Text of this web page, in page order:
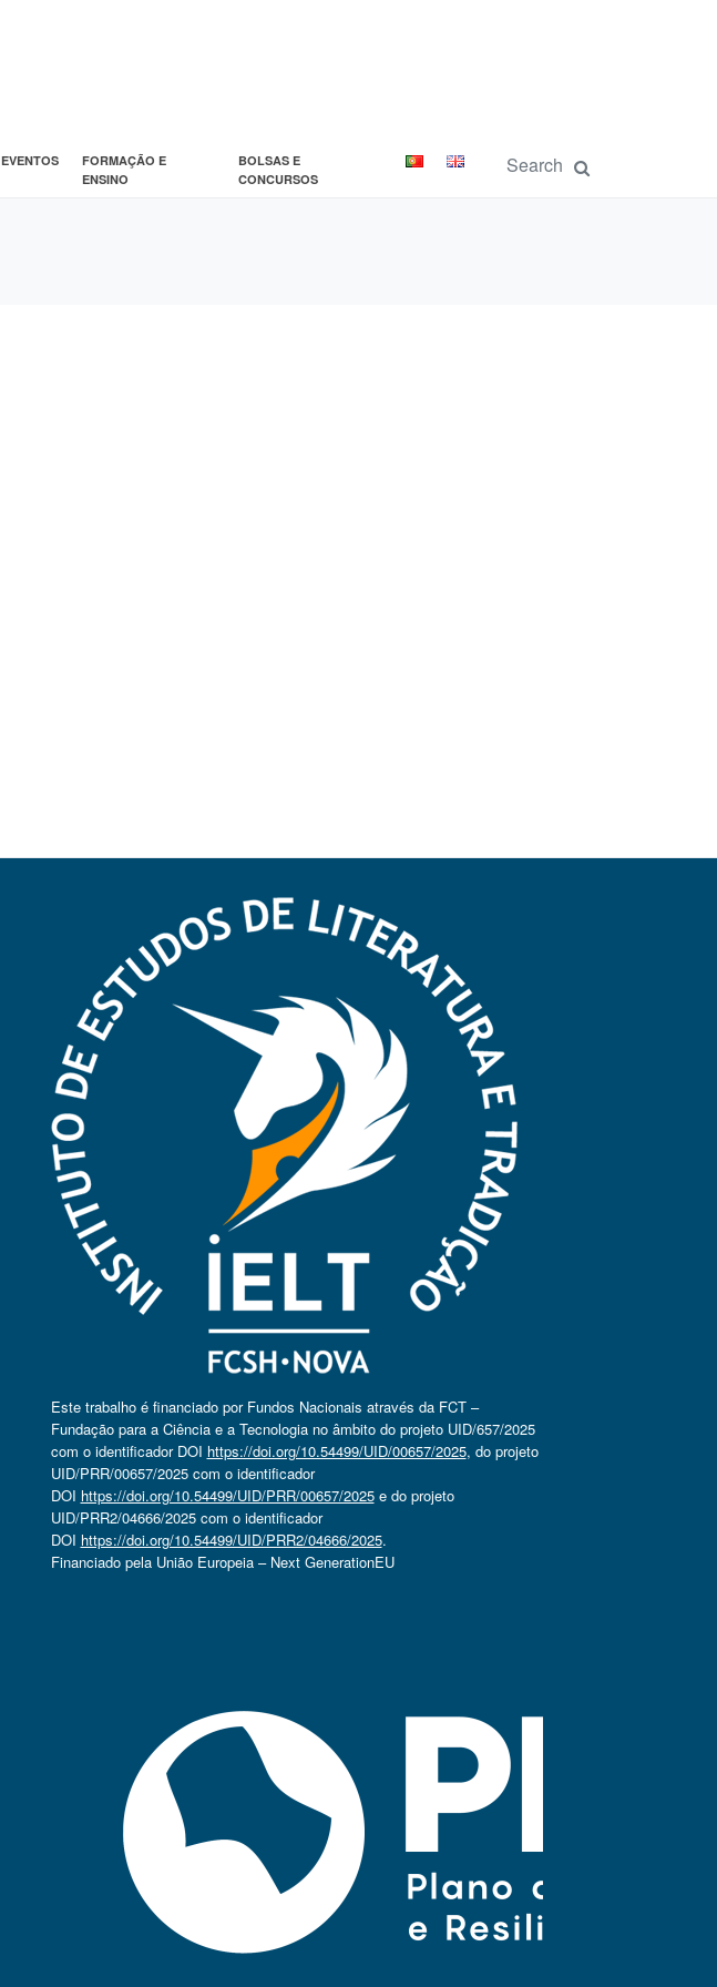
EVENTOS
FORMAÇÃO E
ENSINO
BOLSAS E
CONCURSOS
Este trabalho é financiado por Fundos Nacionais através da FCT –
Fundação para a Ciência e a Tecnologia no âmbito do projeto UID/657/2025
com o identificador DOI https://doi.org/10.54499/UID/00657/2025, do projeto
UID/PRR/00657/2025 com o identificador
DOI https://doi.org/10.54499/UID/PRR/00657/2025e do projeto
UID/PRR2/04666/2025 com o identificador
DOI https://doi.org/10.54499/UID/PRR2/04666/2025.
Financiado pela União Europeia – Next GenerationEU